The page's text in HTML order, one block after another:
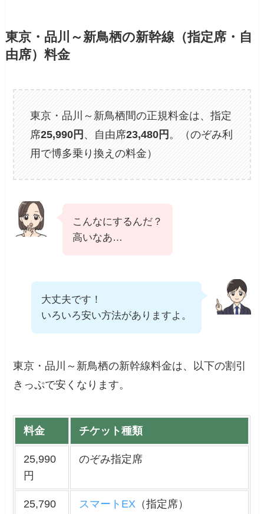
東京・品川～新鳥栖の新幹線（指定席・自
由席）料金
東京・品川～新鳥栖間の正規料金は、指定
席25,990円 、自由席23,480円 。（のぞみ利
用で博多乗り換えの料金）
こんなにするんだ？
高いなあ…
大丈夫です！
いろいろ安い方法がありますよ。
東京・品川～新鳥栖の新幹線料金は、以下の割引
きっぷで安くなります。
料金 チケット種類
25,990
円
のぞみ指定席
25,790
スマートEX（指定席）